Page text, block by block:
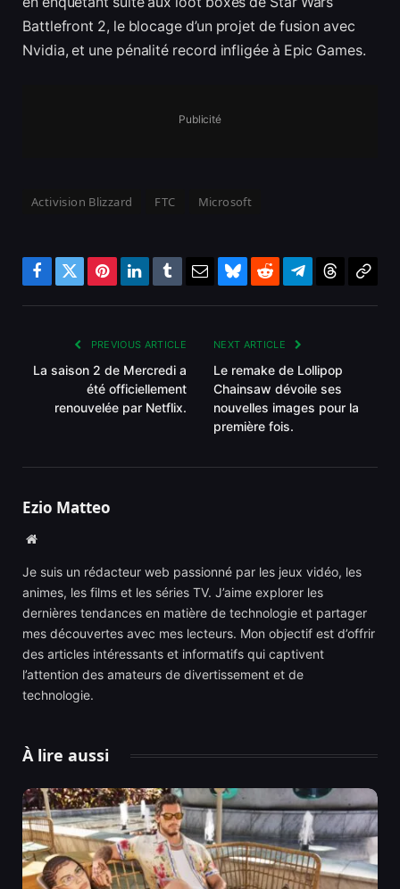
Battlefront 2, le blocage d’un projet de fusion avec
Nvidia, et une pénalité record infligée à Epic Games.
Publicité
Activision Blizzard FTC Microsoft
Facebook
TwitterPinterestLinkedInTumblrEmailBlueskyRedditTelegram
PREVIOUS ARTICLE
La saison 2 de Mercredi a
été officiellement
renouvelée par Netflix.
NEXT ARTICLE
Le remake de Lollipop
Chainsaw dévoile ses
nouvelles images pour la
première fois.
Ezio Matteo
Website
Je suis un rédacteur web passionné par les jeux vidéo, les
animes, les films et les séries TV. J’aime explorer les
dernières tendances en matière de technologie et partager
mes découvertes avec mes lecteurs. Mon objectif est d’offrir
des articles intéressants et informatifs qui captivent
l’attention des amateurs de divertissement et de
technologie.
À lire aussi